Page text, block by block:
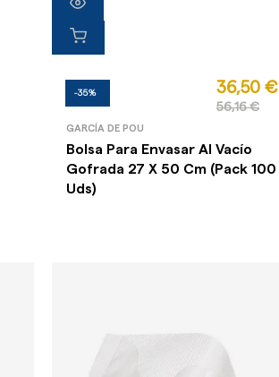
-35% 36,50 €
56,16 €
GARCÍA DE POU
Bolsa Para Envasar Al Vacío
Gofrada 27 X 50 Cm (Pack 100
Uds)